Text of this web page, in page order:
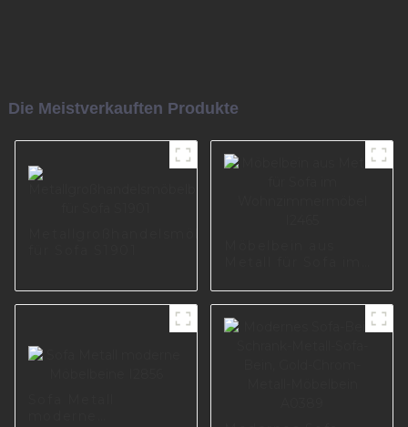
Die Meistverkauften Produkte
I2465